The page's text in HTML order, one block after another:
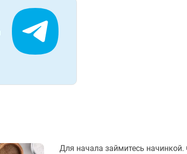
Для начала займитесь начинкой.